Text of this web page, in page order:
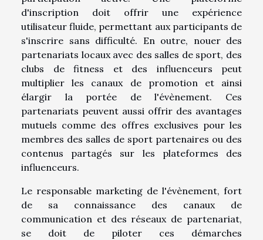
d'inscription doit offrir une expérience
utilisateur fluide, permettant aux participants de
s'inscrire sans difficulté. En outre, nouer des
partenariats locaux avec des salles de sport, des
clubs de fitness et des influenceurs peut
multiplier les canaux de promotion et ainsi
élargir la portée de l'évènement. Ces
partenariats peuvent aussi offrir des avantages
mutuels comme des offres exclusives pour les
membres des salles de sport partenaires ou des
contenus partagés sur les plateformes des
influenceurs.
Le responsable marketing de l'évènement, fort
de sa connaissance des canaux de
communication et des réseaux de partenariat,
se doit de piloter ces démarches